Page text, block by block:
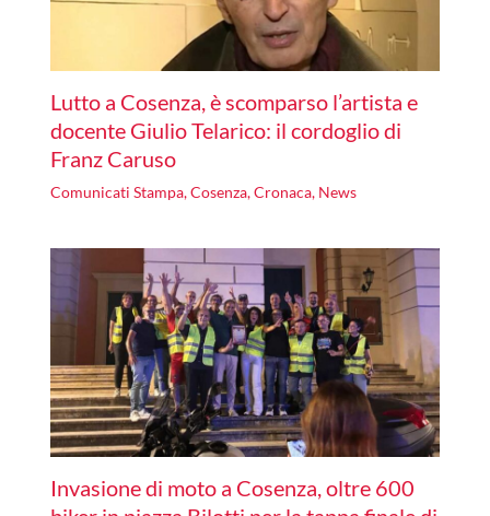
Lutto a Cosenza, è scomparso l’artista e
docente Giulio Telarico: il cordoglio di
Franz Caruso
Comunicati Stampa,Cosenza,Cronaca, News
Invasione di moto a Cosenza, oltre 600